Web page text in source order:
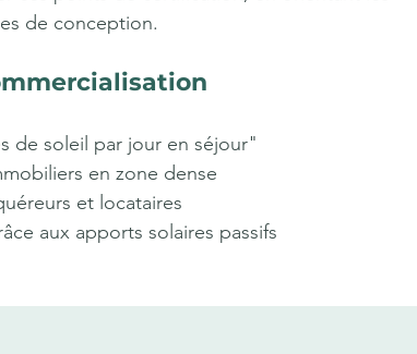
de conception.
de soleil par jour en séjour"
en zone dense
et locataires
aux apports solaires passifs